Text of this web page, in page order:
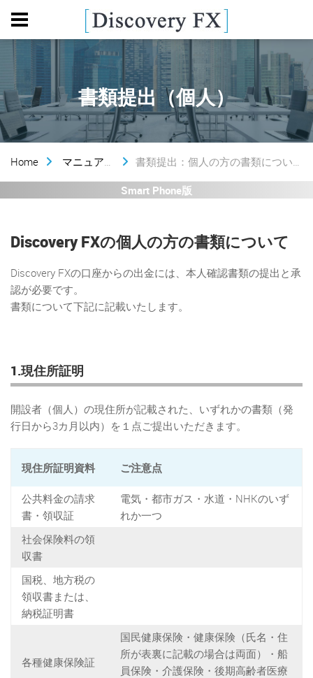
書類提出（個人）
Home マニュアル 書類提出：個人の方の書類について
Smart Phone版
Discovery FXの個人の方の書類について
Discovery FXの口座からの出金には、本人確認書類の提出と承
認が必要です。
書類について下記に記載いたします。
1.現住所証明
開設者（個人）の現住所が記載された、いずれかの書類（発
行日から3カ月以内）を１点ご提出いただきます。
現住所証明資料 ご注意点
公共料金の請求
書・領収証
電気・都市ガス・水道・NHKのいず
れか一つ
社会保険料の領
収書
国税、地方税の
領収書または、
納税証明書
各種健康保険証
国民健康保険・健康保険（氏名・住
所が表裏に記載の場合は両面）・船
員保険・介護保険・後期高齢者医療